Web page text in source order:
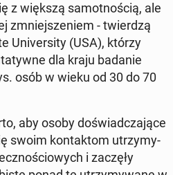
z większą sa­mot­no­ścią, ale
zmniej­sze­niem - twier­dzą
Uni­ver­si­ty (USA), którzy
dla kraju badanie
osób w wieku od 30 do 70
aby osoby do­świad­cza­ją­ce
swoim kon­tak­tom utrzy­my­
i zaczęły